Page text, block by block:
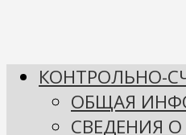
КОНТРОЛЬНО-
ОБЩАЯ
СВЕДЕНИЯ